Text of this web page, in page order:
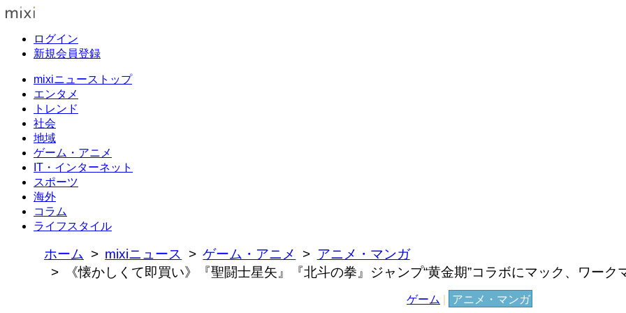
ログイン
新規会員登録
mixiニューストップ
エンタメ
トレンド
社会
地域
ゲーム・アニメ
IT・インターネット
スポーツ
海外
コラム
ライフスタイル
ホーム mixiニュース ゲーム・アニメ
アニメ・マンガ
《懐かしくて即買い》『聖闘士星矢』『北斗の拳』ジャンプ“黄金期”コラボにマック、ワーク
ゲーム アニメ・マンガ